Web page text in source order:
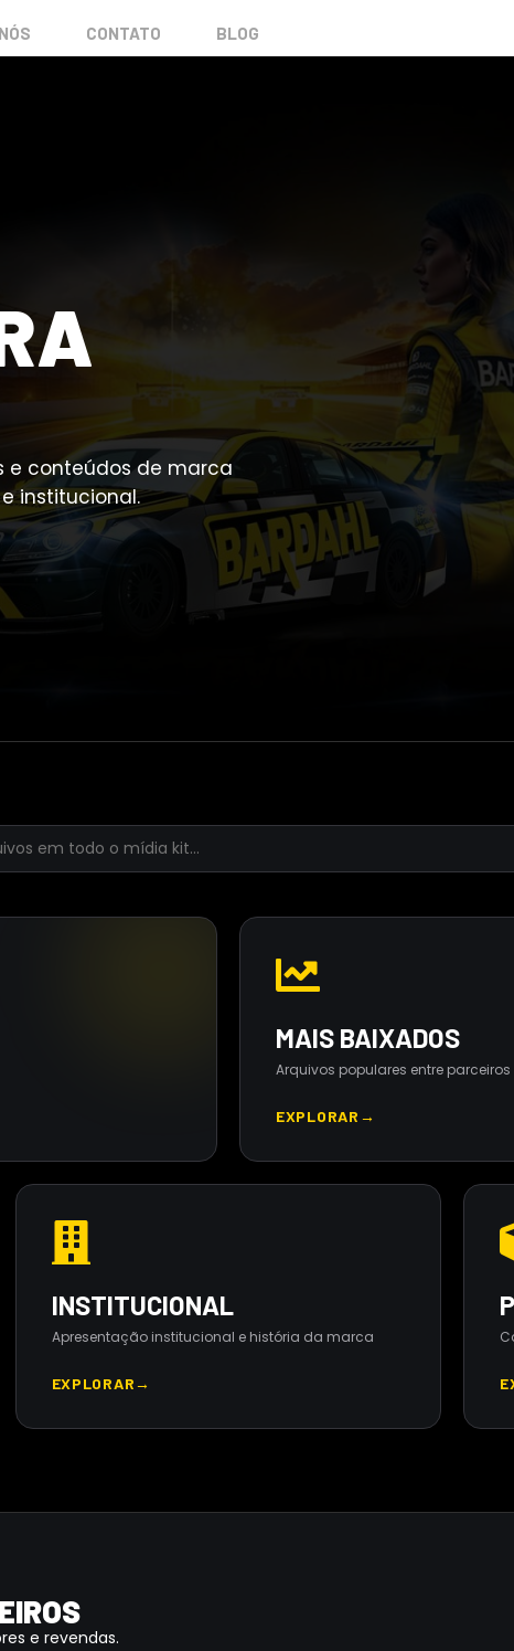
CONTATO BLOG
e conteúdos de marca
institucional.
MAIS BAIXADOS
Arquivos populares entre parceiros
EXPLORAR →
INSTITUCIONAL
Apresentação institucional e história da marca
EXPLORAR→
e revendas.